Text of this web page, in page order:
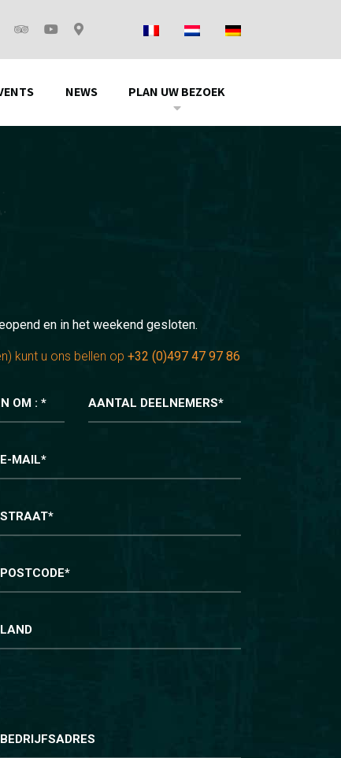
NEWS PLAN UW BEZOEK
en in het weekend gesloten.
kunt u ons bellen op +32 (0)497 47 97 86
OM : * AANTAL DEELNEMERS*
E-MAIL*
STRAAT*
POSTCODE*
LAND
BEDRIJFSADRES